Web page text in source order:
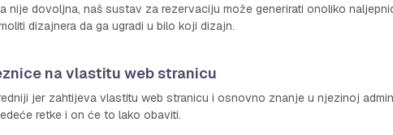
nije dovoljna, naš sustav za rezervaciju može generirati onoliko
dizajnera da ga ugradi u bilo koji dizajn.
na vlastitu web stranicu
jer zahtijeva vlastitu web stranicu i osnovno znanje u njezinoj
retke i on će to lako obaviti.